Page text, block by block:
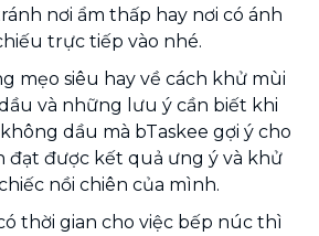
nơi ẩm thấp hay nơi có ánh
trực tiếp vào nhé.
mẹo siêu hay về cách khử mùi
và những lưu ý cần biết khi
dầu mà bTaskee gợi ý cho
đạt được kết quả ưng ý và khử
nồi chiên của mình.
thời gian cho việc bếp núc thì